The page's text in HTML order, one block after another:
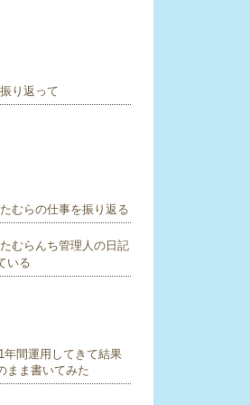
り返って
むらの仕事を振り返る
むらんち管理人の日記
いる
年間運用してきて結果
まま書いてみた